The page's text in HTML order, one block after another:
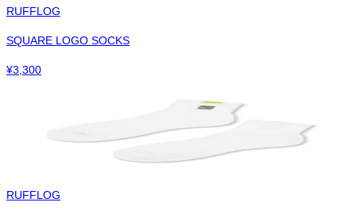
RUFFLOG
SQUARE LOGO SOCKS
¥3,300
RUFFLOG